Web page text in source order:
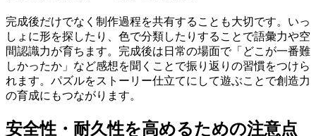
完成後だけでなく制作過程を共有することも大切です。いっ
しょに形を探したり、色で分類したりすることで語彙力や空
間認識力が育ちます。完成後は日常の場面で「どこが一番難
しかったか」など感想を聞くことで振り返りの習慣をつけら
れます。パズルをストーリー仕立てにして遊ぶことで創造力
の育成にもつながります。
安全性・耐久性を高めるための注意点